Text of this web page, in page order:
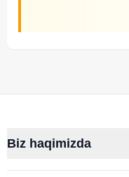
Biz haqimizda